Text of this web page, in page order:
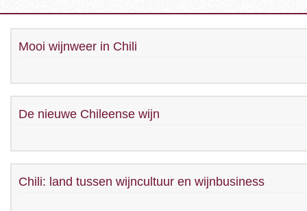
Mooi wijnweer in Chili
De nieuwe Chileense wijn
Chili: land tussen wijncultuur en wijnbusiness